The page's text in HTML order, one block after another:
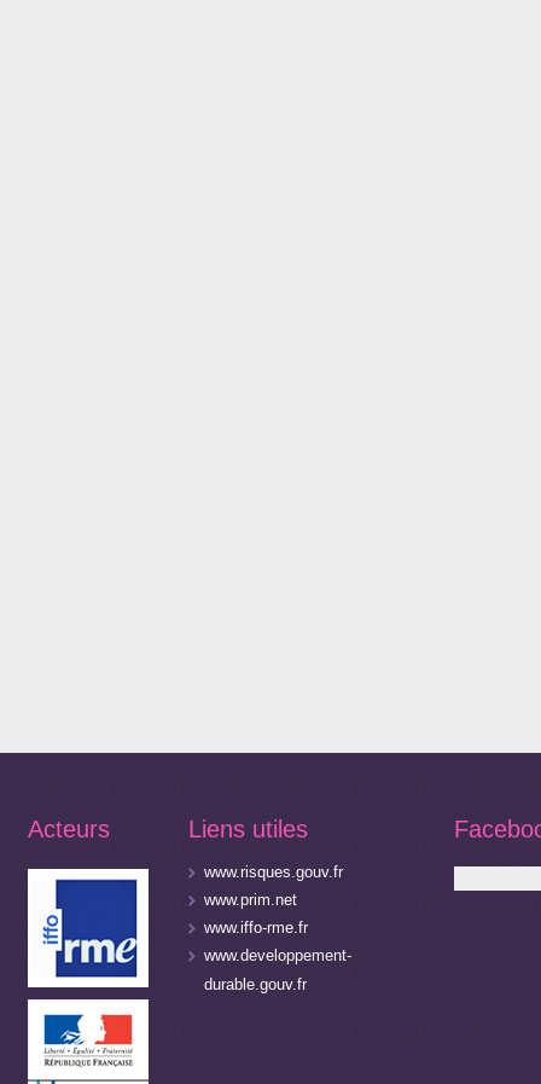
Acteurs Liens utiles
www.risques.gouv.fr
www.prim.net
www.iffo-rme.fr
www.developpement-
durable.gouv.fr